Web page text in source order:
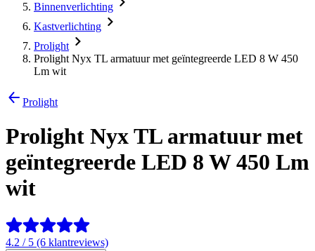
Binnenverlichting
Kastverlichting
Prolight
Prolight Nyx TL armatuur met geïntegreerde LED 8 W 450
Lm wit
Prolight
Prolight Nyx TL armatuur met
geïntegreerde LED 8 W 450 Lm
wit
4.2 / 5 (6 klantreviews)